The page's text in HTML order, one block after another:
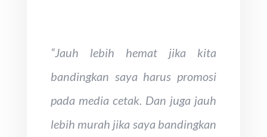
“Jauh lebih hemat jika kita
bandingkan saya harus promosi
pada media cetak. Dan juga jauh
lebih murah jika saya bandingkan